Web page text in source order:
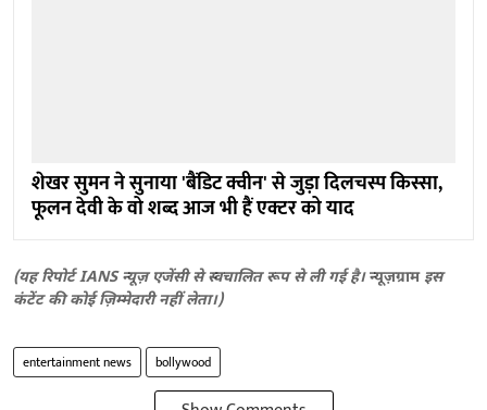
शेखर सुमन ने सुनाया 'बैंडिट क्वीन' से जुड़ा दिलचस्प किस्सा,
फूलन देवी के वो शब्द आज भी हैं एक्टर को याद
(यह रिपोर्ट IANS न्यूज़ एजेंसी से स्वचालित रूप से ली गई है।न्यूज़ग्राम इस
कंटेंट की कोई ज़िम्मेदारी नहीं लेता।)
entertainment news bollywood